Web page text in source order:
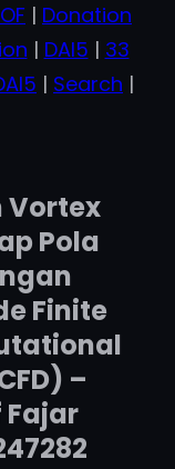
| Donation
| DAI5 | 33
| Search |
Vortex
Pola
Finite
–